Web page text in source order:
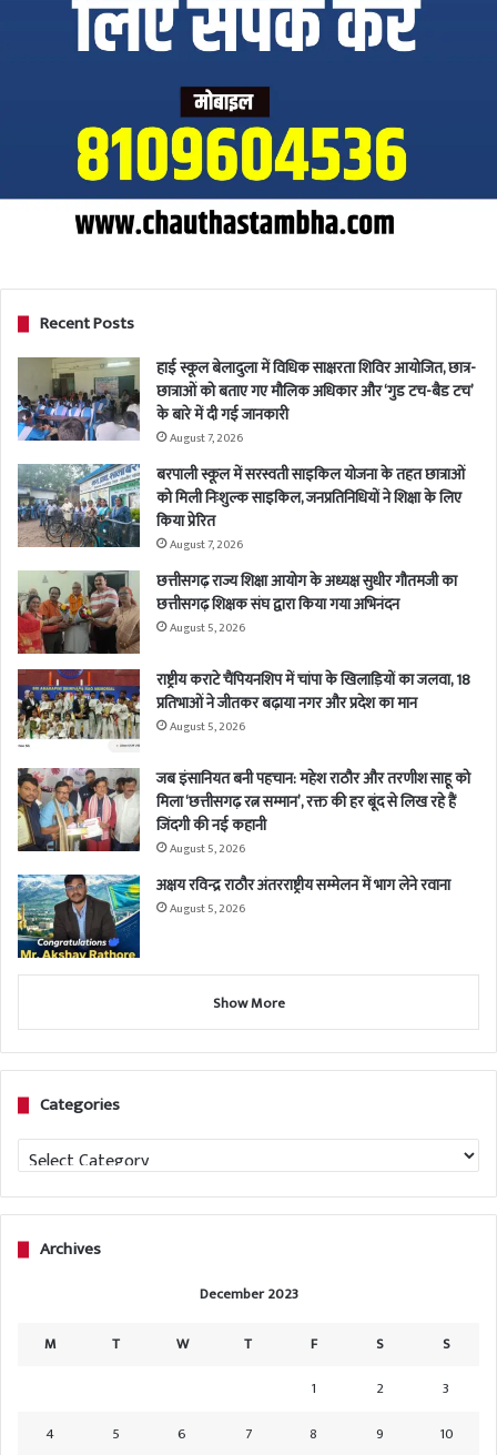
Recent Posts
हाई स्कूल बेलादुला में विधिक साक्षरता शिविर आयोजित, छात्र-
छात्राओं को बताए गए मौलिक अधिकार और ‘गुड टच-बैड टच’
के बारे में दी गई जानकारी
August 7, 2026
बरपाली स्कूल में सरस्वती साइकिल योजना के तहत छात्राओं
को मिली निःशुल्क साइकिल, जनप्रतिनिधियों ने शिक्षा के लिए
किया प्रेरित
August 7, 2026
छत्तीसगढ़ राज्य शिक्षा आयोग के अध्यक्ष सुधीर गौतमजी का
छत्तीसगढ़ शिक्षक संघ द्वारा किया गया अभिनंदन
August 5, 2026
राष्ट्रीय कराटे चैंपियनशिप में चांपा के खिलाड़ियों का जलवा, 18
प्रतिभाओं ने जीतकर बढ़ाया नगर और प्रदेश का मान
August 5, 2026
जब इंसानियत बनी पहचान: महेश राठौर और तरणीश साहू को
मिला ‘छत्तीसगढ़ रत्न सम्मान’, रक्त की हर बूंद से लिख रहे हैं
जिंदगी की नई कहानी
August 5, 2026
अक्षय रविन्द्र राठौर अंतरराष्ट्रीय सम्मेलन में भाग लेने रवाना
August 5, 2026
Show More
Categories
Categories
Archives
December 2023
M T W T F S
S
1
2
3
4
5 6 7 8 9
10